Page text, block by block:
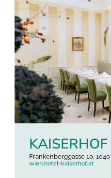
Frankenberggasse 10, 1040
wien.hotel-kaiserhof.at